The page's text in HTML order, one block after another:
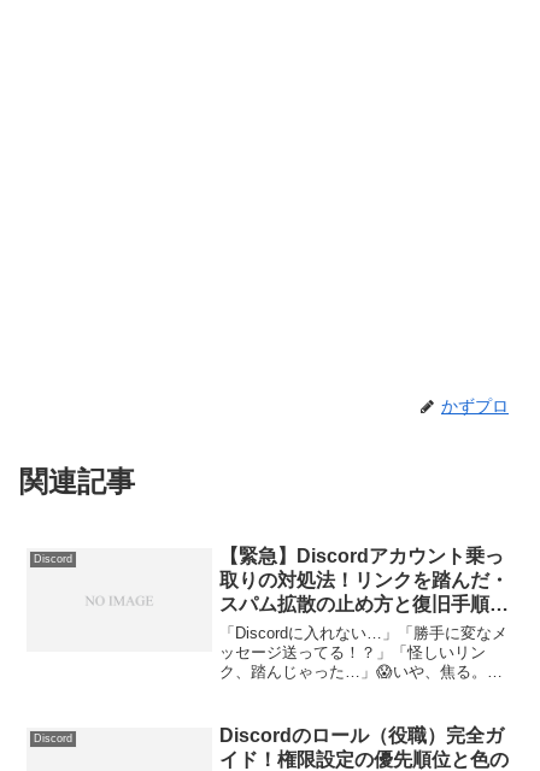
かずプロ
関連記事
Discord
【緊急】Discordアカウント乗っ
取りの対処法！リンクを踏んだ・
スパム拡散の止め方と復旧手順
【Steam詐欺対応】
「Discordに入れない…」「勝手に変なメ
ッセージ送ってる！？」「怪しいリン
ク、踏んじゃった…」😱いや、焦る。分
🫀でも、一旦深呼吸しよう。スーハー。
🌬️実は、アカウン...
Discord
Discordのロール（役職）完全ガ
イド！権限設定の優先順位と色の